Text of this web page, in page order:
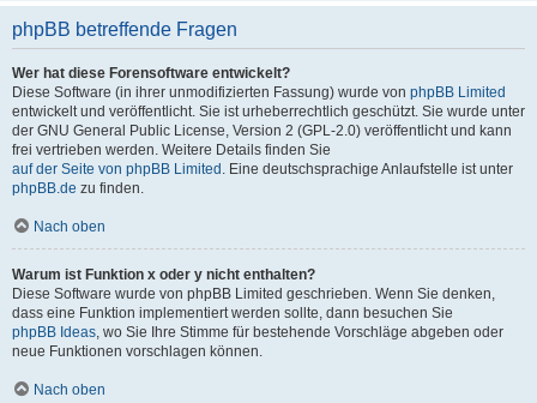
phpBB betreffende Fragen
Wer hat diese Forensoftware entwickelt?
Diese Software (in ihrer unmodifizierten Fassung) wurde von phpBB Limited
entwickelt und veröffentlicht. Sie ist urheberrechtlich geschützt. Sie wurde unter
der GNU General Public License, Version 2 (GPL-2.0) veröffentlicht und kann
frei vertrieben werden. Weitere Details finden Sie
auf der Seite von phpBB Limited . Eine deutschsprachige Anlaufstelle ist unter
phpBB.de zu finden.
Nach oben
Warum ist Funktion x oder y nicht enthalten?
Diese Software wurde von phpBB Limited geschrieben. Wenn Sie denken,
dass eine Funktion implementiert werden sollte, dann besuchen Sie
phpBB Ideas, wo Sie Ihre Stimme für bestehende Vorschläge abgeben oder
neue Funktionen vorschlagen können.
Nach oben